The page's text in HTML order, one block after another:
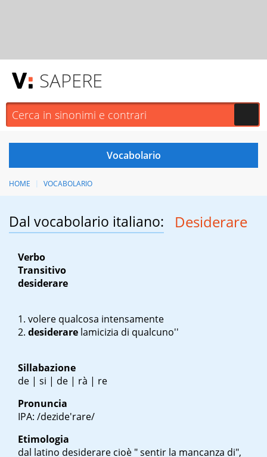
SAPERE
HOME VOCABOLARIO
Dal vocabolario italiano: Desiderare
Verbo
Transitivo
desiderare
volere qualcosa intensamente
desiderare lamicizia di qualcuno''
Sillabazione
de | si | de | rà | re
Pronuncia
IPA: /dezide'rare/
Etimologia
dal latino desiderare cioè " sentir la mancanza di",